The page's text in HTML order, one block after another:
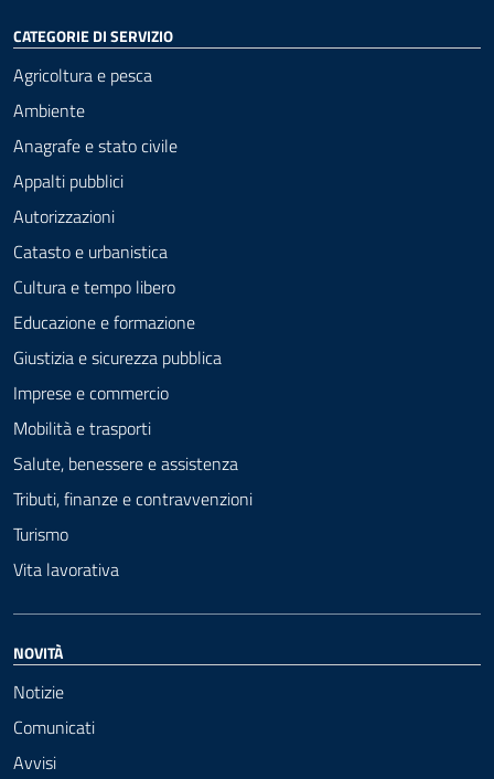
CATEGORIE DI SERVIZIO
Agricoltura e pesca
Ambiente
Anagrafe e stato civile
Appalti pubblici
Autorizzazioni
Catasto e urbanistica
Cultura e tempo libero
Educazione e formazione
Giustizia e sicurezza pubblica
Imprese e commercio
Mobilità e trasporti
Salute, benessere e assistenza
Tributi, finanze e contravvenzioni
Turismo
Vita lavorativa
NOVITÀ
Notizie
Comunicati
Avvisi